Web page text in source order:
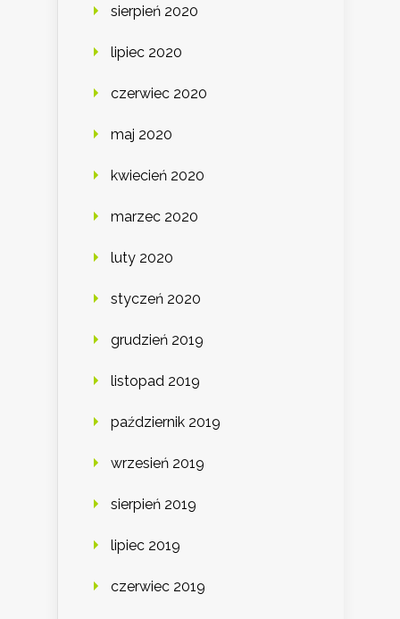
sierpień 2020
lipiec 2020
czerwiec 2020
maj 2020
kwiecień 2020
marzec 2020
luty 2020
styczeń 2020
grudzień 2019
listopad 2019
październik 2019
wrzesień 2019
sierpień 2019
lipiec 2019
czerwiec 2019